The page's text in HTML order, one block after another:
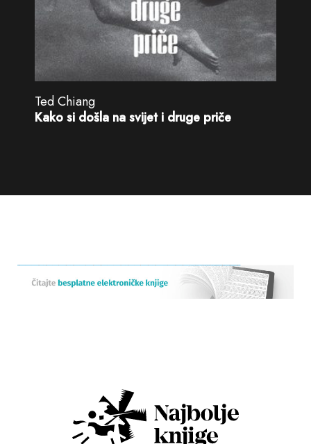
Ted Chiang
Kako si došla na svijet i druge priče